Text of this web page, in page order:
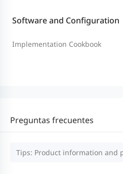
Software and Configuration
Implementation Cookbook
Preguntas frecuentes
Tips: Product information and